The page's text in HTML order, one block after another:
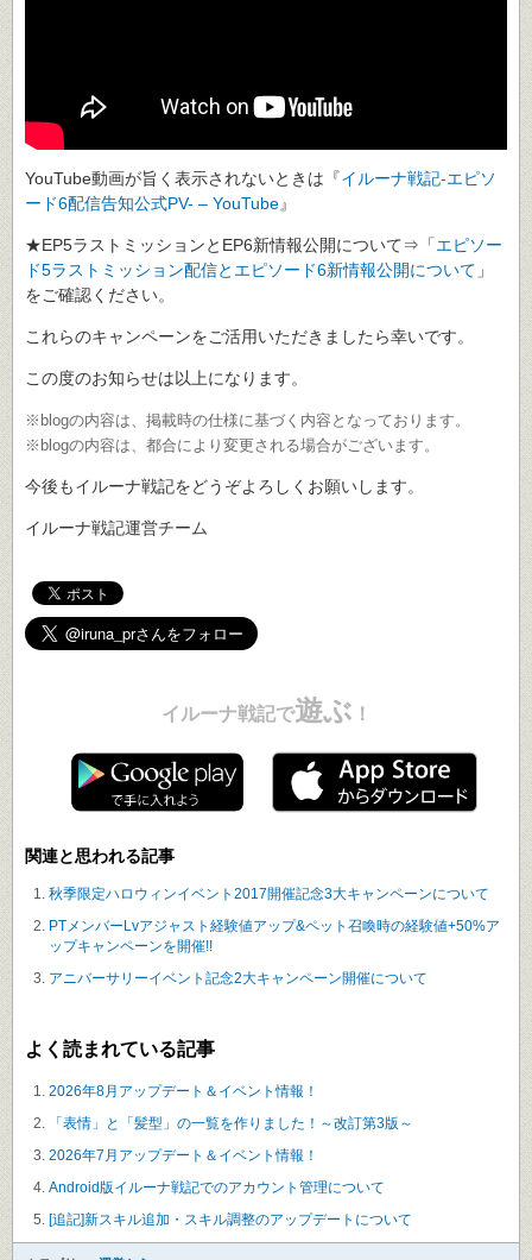
YouTube動画が旨く表示されないときは『イルーナ戦記-エピソ
ード6配信告知公式PV- – YouTube』
★EP5ラストミッションとEP6新情報公開について⇒「エピソー
ド5ラストミッション配信とエピソード6新情報公開について 」
をご確認ください。
これらのキャンペーンをご活用いただきましたら幸いです。
この度のお知らせは以上になります。
※blogの内容は、掲載時の仕様に基づく内容となっております。
※blogの内容は、都合により変更される場合がございます。
今後もイルーナ戦記をどうぞよろしくお願いします。
イルーナ戦記運営チーム
イルーナ戦記で遊ぶ ！
関連と思われる記事
秋季限定ハロウィンイベント2017開催記念3大キャンペーンについて
PTメンバーLvアジャスト経験値アップ&ペット召喚時の経験値+50%ア
ップキャンペーンを開催!!
アニバーサリーイベント記念2大キャンペーン開催について
よく読まれている記事
2026年8月アップデート＆イベント情報！
「表情」と「髪型」の一覧を作りました！～改訂第3版～
2026年7月アップデート＆イベント情報！
Android版イルーナ戦記でのアカウント管理について
[追記]新スキル追加・スキル調整のアップデートについて